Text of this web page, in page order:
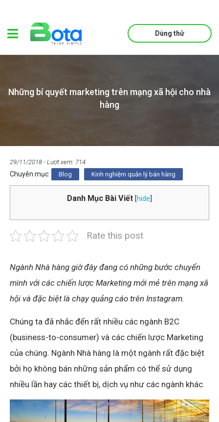
Dùng thử
Những bí quyết marketing trên mạng xã hội cho nhà
hàng
29/11/2018 - Lượt xem: 714
Chuyên mục: Blog Kinh nghiệm quản lý bán hàng
Danh Mục Bài Viết [hide
Rate this post
Ngành Nhà hàng giờ đây đang có những bước chuyển
mình với các chiến lược Marketing mới mẻ trên mạng xã
hội và đặc biệt là chạy quảng cáo trên Instagram.
Chúng ta đã nhắc đến rất nhiều các ngành B2C
(business-to-consumer) và các chiến lược Marketing
của chúng. Ngành Nhà hàng là một ngành rất đặc biệt
bởi họ không bán những sản phẩm có thể sử dụng
nhiều lần hay các thiết bị, dịch vụ như các ngành khác.